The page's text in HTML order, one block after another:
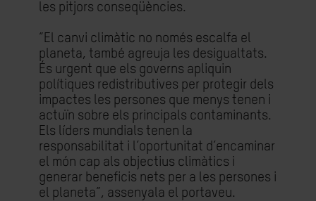
les pitjors conseqüències.
“El canvi climàtic no només escalfa el
planeta, també agreuja les desigualtats.
És urgent que els governs apliquin
polítiques redistributives per protegir dels
impactes les persones que menys tenen i
actuïn sobre els principals contaminants.
Els líders mundials tenen la
responsabilitat i l’oportunitat d’encaminar
el món cap als objectius climàtics i
generar beneficis nets per a les persones i
el planeta”, assenyala el portaveu.